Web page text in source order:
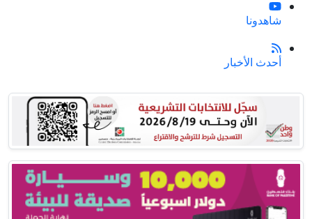
شاهدونا
أحدث الأخبار